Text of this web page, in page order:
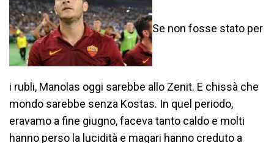
Se non fosse stato per
i rubli, Manolas oggi sarebbe allo Zenit. E chissà che
mondo sarebbe senza Kostas. In quel periodo,
eravamo a fine giugno, faceva tanto caldo e molti
hanno perso la lucidità e magari hanno creduto a